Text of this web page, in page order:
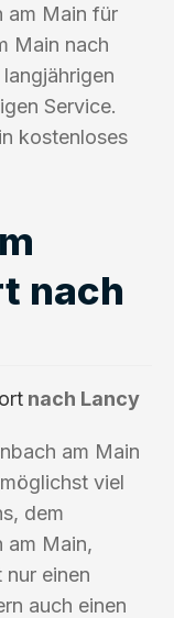
am Main für
Main nach
Service.
kostenloses
nach
nach Lancy
am Main
viel
dem
am Main,
einen
auch einen